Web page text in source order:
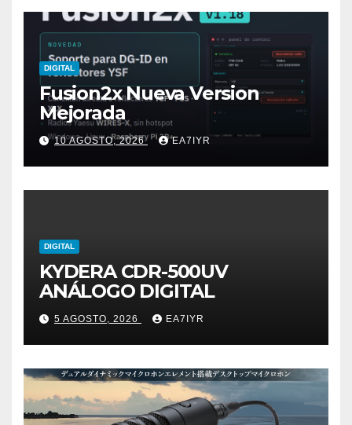
DIGITAL
Fusion2x Nueva Version
Mejorada
10 AGOSTO, 2026 EA7IYR
DIGITAL
KYDERA CDR-500UV
ANÁLOGO DIGITAL
5 AGOSTO, 2026 EA7IYR